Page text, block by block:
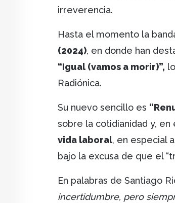
irreverencia.
Hasta el momento la
(2024), en donde han
“Igual (vamos a morir)”,
Radiónica.
Su nuevo sencillo es
sobre la cotidianidad y, en
vida laboral, en especial
bajo la excusa de que el
En palabras de Santiago
incertidumbre, pero